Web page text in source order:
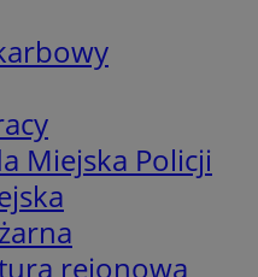
Miejska Policji
rejonowa